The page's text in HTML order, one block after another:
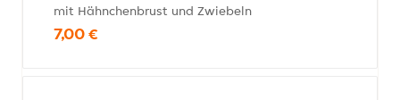
mit Hähnchenbrust und Zwiebeln
7,00 €